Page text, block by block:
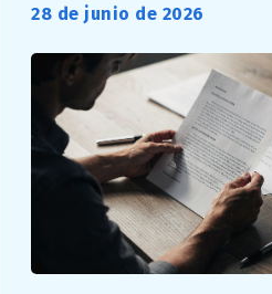
28 de junio de 2026